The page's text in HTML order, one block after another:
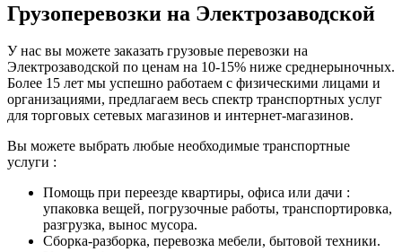
Грузоперевозки на Электрозаводской
У нас вы можете заказать грузовые перевозки на
Электрозаводской по ценам на 10-15% ниже среднерыночных.
Более 15 лет мы успешно работаем с физическими лицами и
организациями, предлагаем весь спектр транспортных услуг
для торговых сетевых магазинов и интернет-магазинов.
Вы можете выбрать любые необходимые транспортные
услуги :
Помощь при переезде квартиры, офиса или дачи :
упаковка вещей, погрузочные работы, транспортировка,
разгрузка, вынос мусора.
Сборка-разборка, перевозка мебели, бытовой техники.